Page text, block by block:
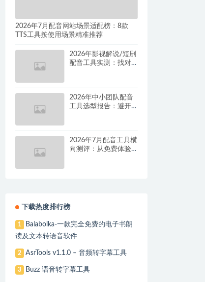
2026年7月配音网站场景适配榜：8款
TTS工具按使用场景精准推荐
2026年影视解说/短剧
配音工具实测：找对
2026年中小团队配音
工具选型报告：避开
2026年7月配音工具横
向测评：从免费体验
下载热度排行榜
1
Balabolka-一款完全免费的电子书朗
读及文本转语音软件
2 AsrTools v1.1.0 – 音频转字幕工具
3 Buzz 语音转字幕工具